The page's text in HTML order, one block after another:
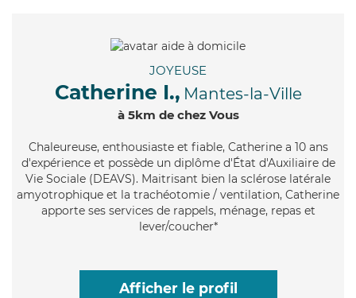
JOYEUSE
Catherine I., Mantes-la-Ville
à 5km de chez Vous
Chaleureuse, enthousiaste et fiable, Catherine a 10 ans
d'expérience et possède un diplôme d'État d'Auxiliaire de
Vie Sociale (DEAVS). Maitrisant bien la sclérose latérale
amyotrophique et la trachéotomie / ventilation, Catherine
apporte ses services de rappels, ménage, repas et
lever/coucher*
Afficher le profil